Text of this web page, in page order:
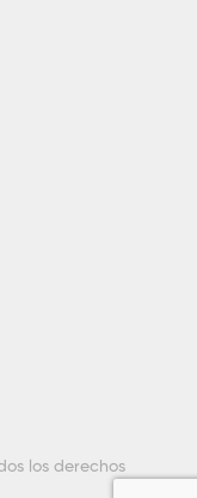
los derechos